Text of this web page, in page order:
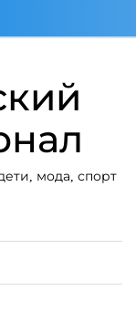
мода, спорт